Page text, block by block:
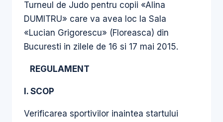
Turneul de Judo pentru copii «Alina
DUMITRU» care va avea loc la Sala
«Lucian Grigorescu» (Floreasca) din
Bucuresti in zilele de 16 si 17 mai 2015.
REGULAMENT
I. SCOP
Verificarea sportivilor inaintea startului